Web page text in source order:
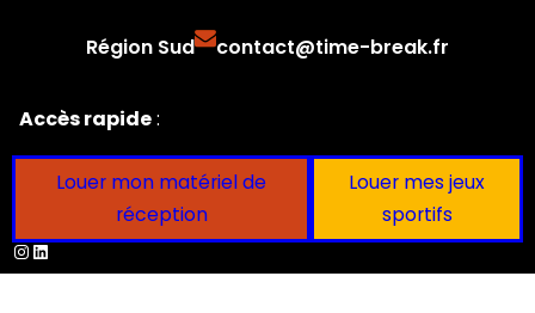
Région Sud contact@time-break.fr
Accès rapide:
Louer mon matériel de
réception
Louer mes jeux
sportifs
Instagram
LinkedIn